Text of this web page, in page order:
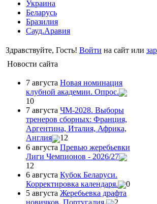
Украина
Беларусь
Бразилия
Сауд.Аравия
Здравствуйте, Гость! Войти на сайт или
Новости сайта
7 августа Новая номинация
клубной академии. Опрос.
10
7 августа ЧМ-2028. Выборы
тренеров сборных: Франция,
Аргентина, Италия, Африка,
Англия
12
6 августа Превью жеребьевки
Лиги Чемпионов - 2026/27
12
6 августа Кубок Беларуси.
Корректировка календаря.
0
5 августа Жеребьевка драфта